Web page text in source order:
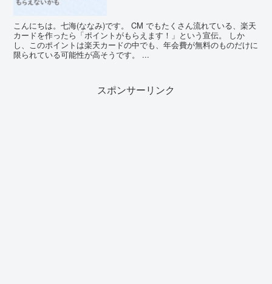
こんにちは。七海(ななみ)です。 CM でもたくさん流れている、楽天
カードを作ったら「ポイントがもらえます！」という宣伝。 しか
し、このポイントは楽天カードの中でも、年会費が無料のものだけに
限られている可能性が高そうです。 ...
スポンサーリンク